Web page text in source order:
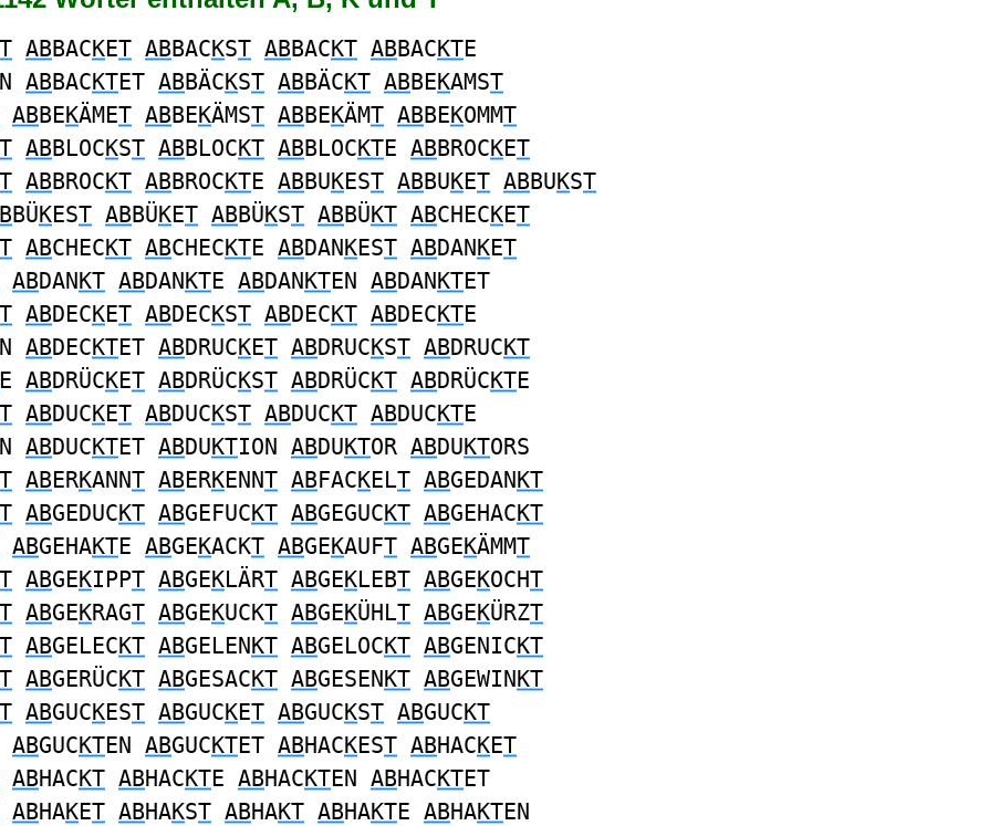
T ABBACKET ABBACKST ABBACKT ABBACKTE
ABBACKTET ABBÄCKST ABBÄCKT ABBEKAMST
ABBEKÄMET ABBEKÄMST ABBEKÄMT ABBEKOMMT
T ABBLOCKST ABBLOCKT ABBLOCKTE ABBROCKET
T ABBROCKT ABBROCKTE ABBUKEST ABBUKET ABBUKST
BÜKEST ABBÜKET ABBÜKST ABBÜKT ABCHECKET
T ABCHECKT ABCHECKTE ABDANKEST ABDANKET
ABDANKT ABDANKTE ABDANKTEN ABDANKTET
T ABDECKET ABDECKST ABDECKT ABDECKTE
ABDECKTET ABDRUCKET ABDRUCKST ABDRUCKT
E ABDRÜCKET ABDRÜCKST ABDRÜCKT ABDRÜCKTE
T ABDUCKET ABDUCKST ABDUCKT ABDUCKTE
ABDUCKTET ABDUKTION ABDUKTOR ABDUKTORS
T ABERKANNT ABERKENNT ABFACKELT ABGEDANKT
ABGEDUCKT ABGEFUCKT ABGEGUCKT ABGEHACKT
ABGEHAKTE ABGEKACKT ABGEKAUFT ABGEKÄMMT
T ABGEKIPPT ABGEKLÄRT ABGEKLEBT ABGEKOCHT
T ABGEKRAGT ABGEKUCKT ABGEKÜHLT ABGEKÜRZT
T ABGELECKT ABGELENKT ABGELOCKT ABGENICKT
ABGERÜCKT ABGESACKT ABGESENKT ABGEWINKT
ABGUCKEST ABGUCKET ABGUCKST ABGUCKT
ABGUCKTEN ABGUCKTET ABHACKEST ABHACKET
ABHACKT ABHACKTE ABHACKTEN ABHACKTET
ABHAKET ABHAKST ABHAKT ABHAKTE ABHAKTEN